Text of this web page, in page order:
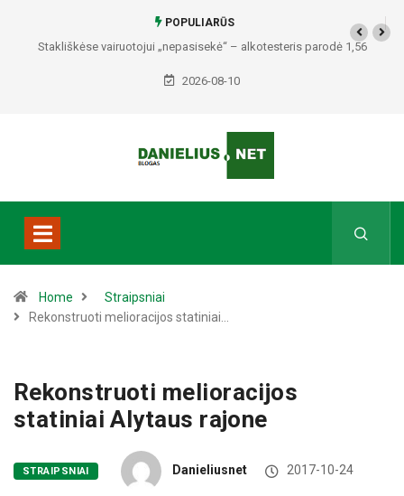
POPULIARŪS
Stakliškėse vairuotojui „nepasisekė“ – alkotesteris parodė 1,56
2026-08-10
Home
Straipsniai
Rekonstruoti melioracijos statiniai…
Rekonstruoti melioracijos
statiniai Alytaus rajone
STRAIPSNIAI Danieliusnet 2017-10-24